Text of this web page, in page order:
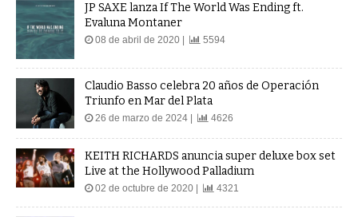
JP SAXE lanza If The World Was Ending ft.
Evaluna Montaner
08 de abril de 2020 | 5594
Claudio Basso celebra 20 años de Operación
Triunfo en Mar del Plata
26 de marzo de 2024 | 4626
KEITH RICHARDS anuncia super deluxe box set
Live at the Hollywood Palladium
02 de octubre de 2020 | 4321